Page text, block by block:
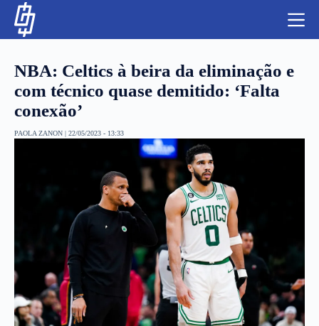
LUTAS E MMA
NFL
MLS
APOSTAS LEGAL
NBA: Celtics à beira da eliminação e
com técnico quase demitido: ‘Falta
conexão’
PAOLA ZANON | 22/05/2023 - 13:33